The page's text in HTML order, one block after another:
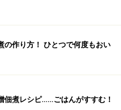
の作り方！ ひとつで何度もおい
佃煮レシピ……ごはんがすすむ！